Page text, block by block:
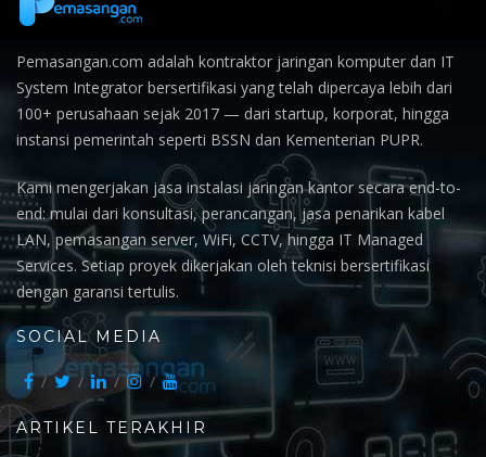
Pemasangan.com adalah kontraktor jaringan komputer dan IT
System Integrator bersertifikasi yang telah dipercaya lebih dari
100+ perusahaan sejak 2017 — dari startup, korporat, hingga
instansi pemerintah seperti BSSN dan Kementerian PUPR.
Kami mengerjakan jasa instalasi jaringan kantor secara end-to-
end: mulai dari konsultasi, perancangan, jasa penarikan kabel
LAN, pemasangan server, WiFi, CCTV, hingga IT Managed
Services. Setiap proyek dikerjakan oleh teknisi bersertifikasi
dengan garansi tertulis.
SOCIAL MEDIA
ARTIKEL TERAKHIR